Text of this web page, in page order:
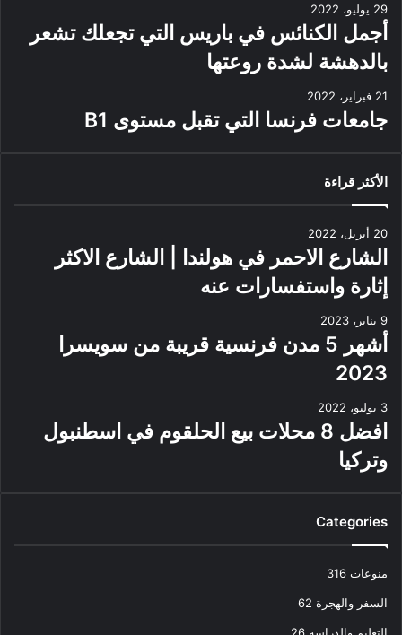
29 يوليو، 2022
أجمل الكنائس في باريس التي تجعلك تشعر
بالدهشة لشدة روعتها
21 فبراير، 2022
جامعات فرنسا التي تقبل مستوى B1
الأكثر قراءة
20 أبريل، 2022
الشارع الاحمر في هولندا | الشارع الاكثر
إثارة واستفسارات عنه
9 يناير، 2023
أشهر 5 مدن فرنسية قريبة من سويسرا
2023
3 يوليو، 2022
افضل 8 محلات بيع الحلقوم في اسطنبول
وتركيا
Categories
منوعات 316
السفر والهجرة 62